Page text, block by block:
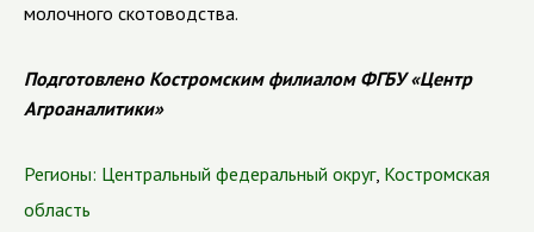
молочного скотоводства.
Подготовлено Костромским филиалом ФГБУ «Центр
Агроаналитики»
Регионы: Центральный федеральный округ, Костромская
область